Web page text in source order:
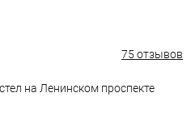
75 отзывов
на Ленинском проспекте